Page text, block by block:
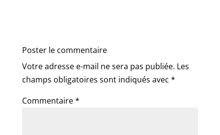
Poster le commentaire
Votre adresse e-mail ne sera pas publiée. Les
champs obligatoires sont indiqués avec *
Commentaire*